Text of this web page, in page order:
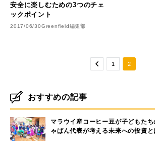
安全に楽しむための3つのチェ
ックポイント
2017/06/30Greenfield編集部
1 2
おすすめの記事
マラウイ産コーヒー豆が子どもた
ゃぱん代表が考える未来への投資と